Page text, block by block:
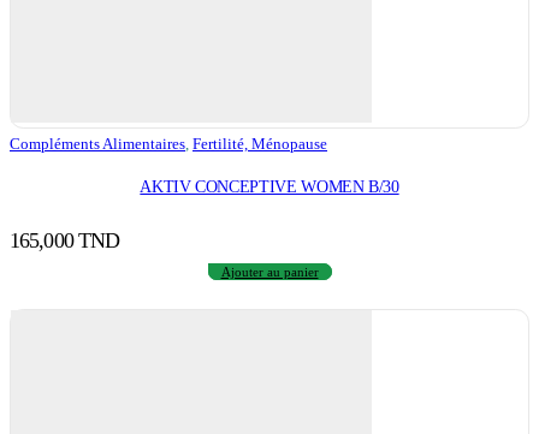
Compléments Alimentaires Fertilité, Ménopause
AKTIV CONCEPTIVE WOMEN B/30
165,000TND
Ajouter au panier